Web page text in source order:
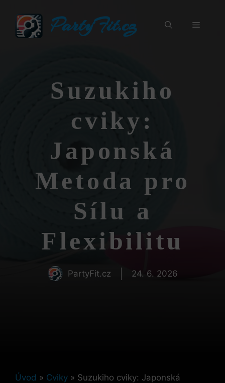
obsah
PartyFit.cz Menu
Suzukiho
cviky:
Japonská
Metoda pro
Sílu a
Flexibilitu
PartyFit.cz 24. 6. 2026
Úvod » Cviky » Suzukiho cviky: Japonská